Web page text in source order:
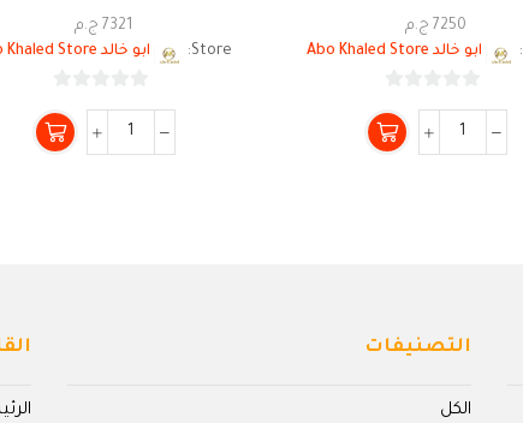
7250 ج.م
ابو خالد Abo Khaled Store
من
5
7321 ج.م
Store:
ابو خالد Abo Khaled Store
من
5
التصنيفات
الكل